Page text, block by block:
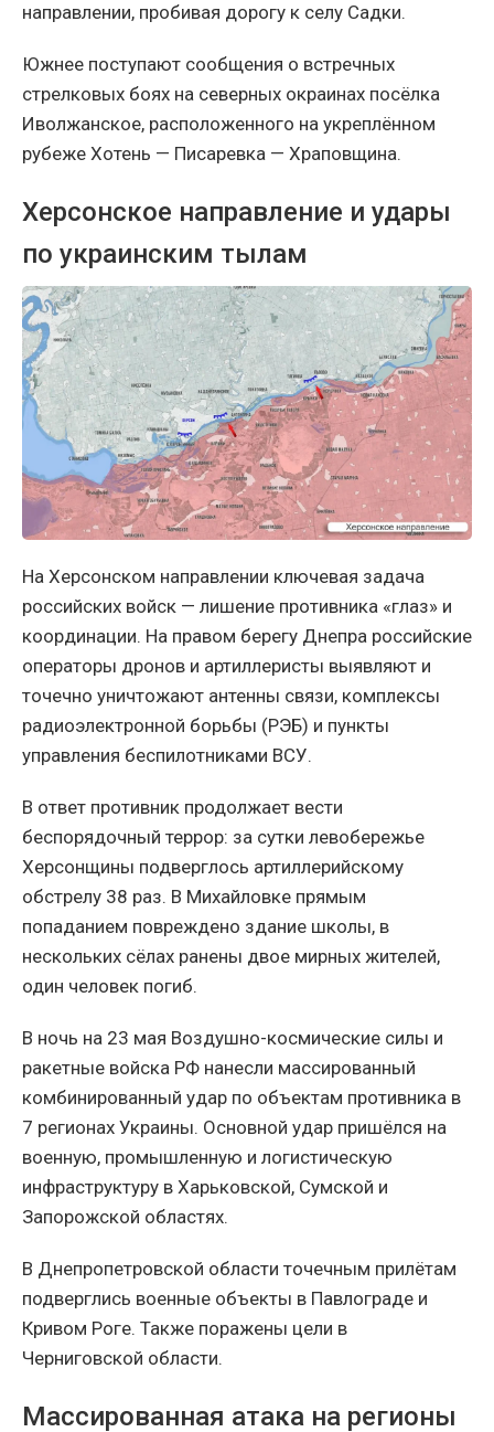
направлении, пробивая дорогу к селу Садки.
Южнее поступают сообщения о встречных
стрелковых боях на северных окраинах посёлка
Иволжанское, расположенного на укреплённом
рубеже Хотень — Писаревка — Храповщина.
Херсонское направление и удары
по украинским тылам
На Херсонском направлении ключевая задача
российских войск — лишение противника «глаз» и
координации. На правом берегу Днепра российские
операторы дронов и артиллеристы выявляют и
точечно уничтожают антенны связи, комплексы
радиоэлектронной борьбы (РЭБ) и пункты
управления беспилотниками ВСУ.
В ответ противник продолжает вести
беспорядочный террор: за сутки левобережье
Херсонщины подверглось артиллерийскому
обстрелу 38 раз. В Михайловке прямым
попаданием повреждено здание школы, в
нескольких сёлах ранены двое мирных жителей,
один человек погиб.
В ночь на 23 мая Воздушно-космические силы и
ракетные войска РФ нанесли массированный
комбинированный удар по объектам противника в
7 регионах Украины. Основной удар пришёлся на
военную, промышленную и логистическую
инфраструктуру в Харьковской, Сумской и
Запорожской областях.
В Днепропетровской области точечным прилётам
подверглись военные объекты в Павлограде и
Кривом Роге. Также поражены цели в
Черниговской области.
Массированная атака на регионы